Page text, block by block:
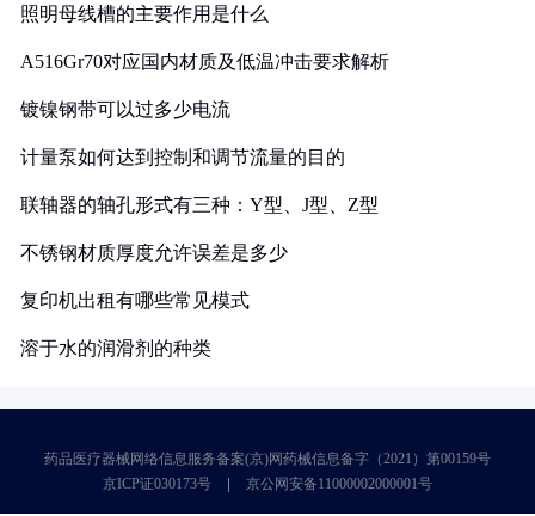
照明母线槽的主要作用是什么
A516Gr70对应国内材质及低温冲击要求解析
镀镍钢带可以过多少电流
计量泵如何达到控制和调节流量的目的
联轴器的轴孔形式有三种：Y型、J型、Z型
不锈钢材质厚度允许误差是多少
复印机出租有哪些常见模式
溶于水的润滑剂的种类
药品医疗器械网络信息服务备案(京)网药械信息备字（2021）第00159号
京ICP证030173号
京公网安备11000002000001号